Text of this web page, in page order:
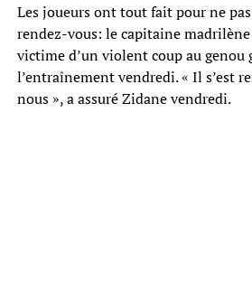
Les joueurs ont tout fait pour ne
rendez-vous: le capitaine madrilène
victime d’un violent coup au genou
l’entraînement vendredi. « Il s’est
nous », a assuré Zidane vendredi.